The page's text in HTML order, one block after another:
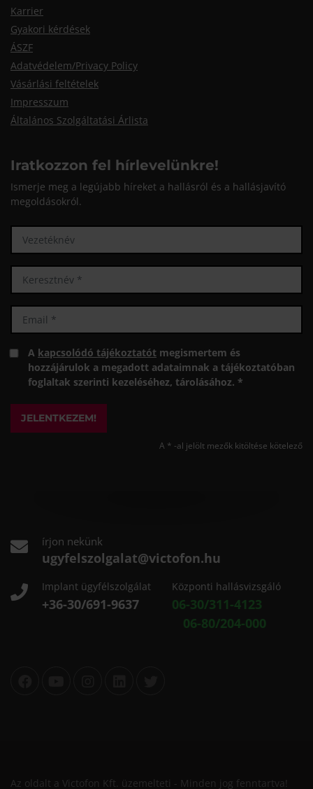
Karrier
Gyakori kérdések
ÁSZF
Adatvédelem/Privacy Policy
Vásárlási feltételek
Impresszum
Általános Szolgáltatási Árlista
Iratkozzon fel hírlevelünkre!
Ismerje meg a legújabb híreket a hallásról és a hallásjavító
megoldásokról.
A kapcsolódó tájékoztatót megismertem és
hozzájárulok a megadott adataimnak a tájékoztatóban
foglaltak szerinti kezeléséhez, tárolásához. *
JELENTKEZEM!
A * -al jelölt mezők kitöltése kötelező
írjon nekünk
ugyfelszolgalat@victofon.hu
Implant ügyfélszolgálat
+36-30/691-9637
Központi hallásvizsgáló
06-30/311-4123
06-80/204-000
Az oldalt a Victofon Kft. üzemelteti - Minden jog fenntartva!